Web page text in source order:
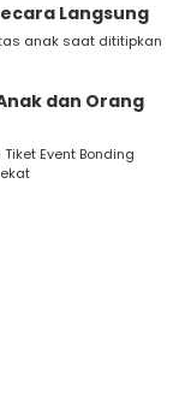
Langsung
anak saat dititipkan
dan Orang
Event Bonding